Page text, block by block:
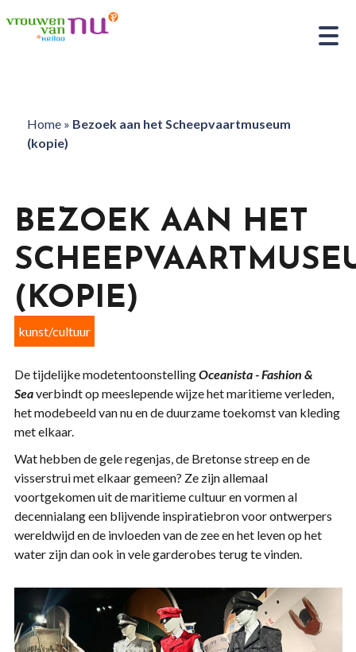
Home» Bezoek aan het Scheepvaartmuseum
(kopie)
BEZOEK AAN HET
(KOPIE)
kunst/cultuur
De tijdelijke modetentoonstellingOceanista - Fashion &
Seaverbindt op meeslepende wijze het maritieme verleden,
het modebeeld van nu en de duurzame toekomst van kleding
met elkaar.
Wat hebben de gele regenjas, de Bretonse streep en de
visserstrui met elkaar gemeen? Ze zijn allemaal
voortgekomen uit de maritieme cultuur en vormen al
decennialang een blijvende inspiratiebron voor ontwerpers
wereldwijd en de invloeden van de zee en het leven op het
water zijn dan ook in vele garderobes terug te vinden.